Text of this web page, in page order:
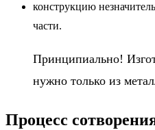
конструкцию
части.
Принципиально!
нужно только из
Процесс